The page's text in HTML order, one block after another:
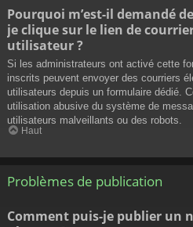
Pourquoi m’est-il demandé
je clique sur le lien de
utilisateur ?
Si les administrateurs ont activé cette
inscrits peuvent envoyer des courriers
utilisateurs depuis un formulaire dédié.
utilisation abusive du système de
utilisateurs malveillants ou des robots.
Haut
Problèmes de publication
Comment puis-je publier un